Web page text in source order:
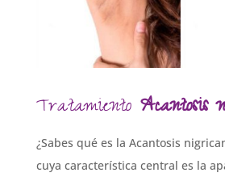
Tratamiento Acantosis
¿Sabes qué es la Acantosis
cuya característica central es la